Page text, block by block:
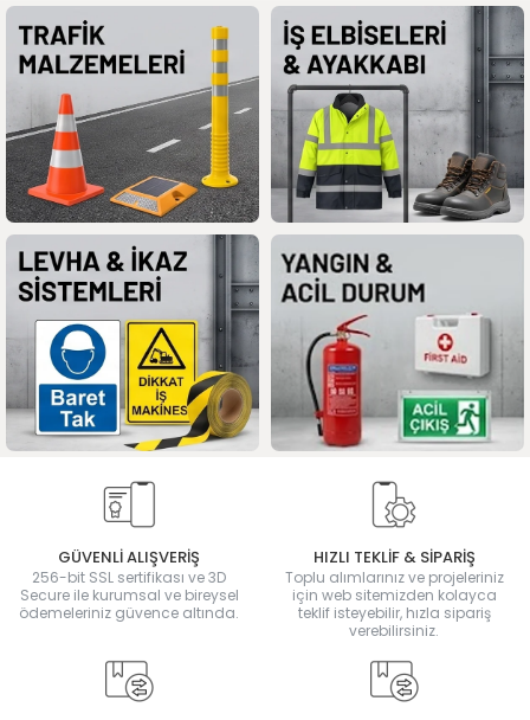
GÜVENLİ ALIŞVERİŞ
256-bit SSL sertifikası ve 3D
Secure ile kurumsal ve bireysel
ödemeleriniz güvence altında.
HIZLI TEKLİF & SİPARİŞ
Toplu alımlarınız ve projeleriniz
için web sitemizden kolayca
teklif isteyebilir, hızla sipariş
verebilirsiniz.